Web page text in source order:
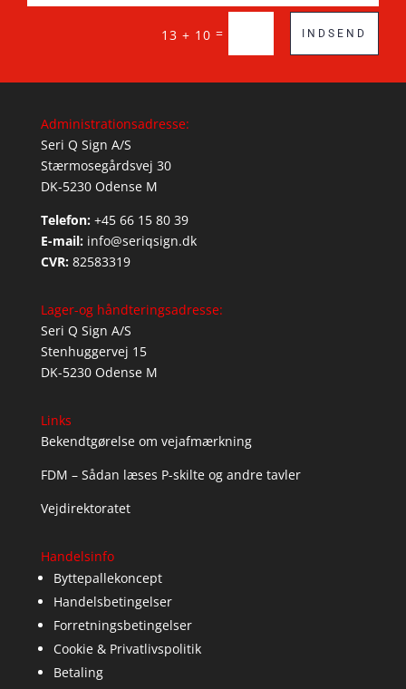
13 + 10 = INDSEND
Administrationsadresse:
Seri Q Sign A/S
Stærmosegårdsvej 30
DK-5230 Odense M
Telefon: +45 66 15 80 39
E-mail: info@seriqsign.dk
CVR: 82583319
Lager-og håndteringsadresse:
Seri Q Sign A/S
Stenhuggervej 15
DK-5230 Odense M
Links
Bekendtgørelse om vejafmærkning
FDM – Sådan læses P-skilte og andre tavler
Vejdirektoratet
Handelsinfo
Byttepallekoncept
Handelsbetingelser
Forretningsbetingelser
Cookie & Privatlivspolitik
Betaling